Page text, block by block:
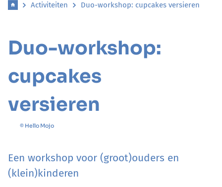
Activiteiten Duo-workshop: cupcakes versieren
Duo-workshop:
cupcakes
versieren
© Hello Mojo
Een workshop voor (groot)ouders en
(klein)kinderen